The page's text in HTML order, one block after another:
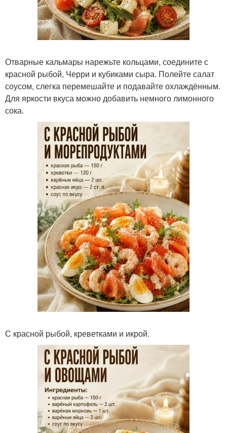
Отварные кальмары нарежьте кольцами, соедините с
красной рыбой, Черри и кубиками сыра. Полейте салат
соусом, слегка перемешайте и подавайте охлаждённым.
Для яркости вкуса можно добавить немного лимонного
сока.
С красной рыбой, креветками и икрой.